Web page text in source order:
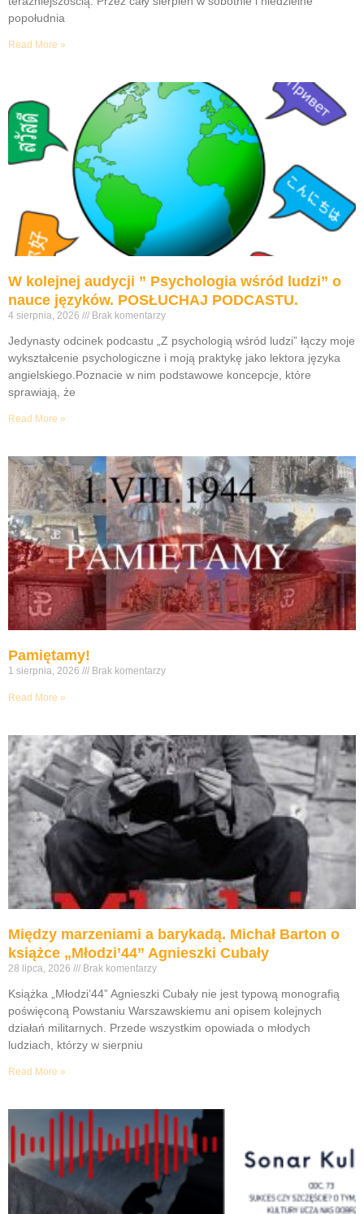
popołudnia
Read More »
W kolejnej audycji ” Psychologia wśród ludzi” o
nauce języków. POSŁUCHAJ PODCASTU.
4 sierpnia, 2026 Brak komentarzy
Jedynasty odcinek podcastu „Z psychologią wśród ludzi” łączy moje
wykształcenie psychologiczne i moją praktykę jako lektora języka
angielskiego.Poznacie w nim podstawowe koncepcje, które
sprawiają, że
Read More »
Pamiętamy!
1 sierpnia, 2026 Brak komentarzy
Read More »
Między marzeniami a barykadą. Michał Barton o
książce „Młodzi’44” Agnieszki Cubały
28 lipca, 2026 Brak komentarzy
Książka „Młodzi’44” Agnieszki Cubały nie jest typową monografią
poświęconą Powstaniu Warszawskiemu ani opisem kolejnych
działań militarnych. Przede wszystkim opowiada o młodych
ludziach, którzy w sierpniu
Read More »